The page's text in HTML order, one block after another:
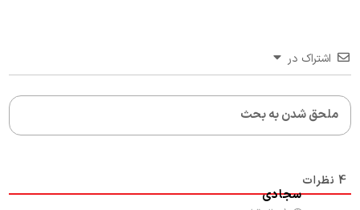
اشتراک در
4 نظرات
سجادی